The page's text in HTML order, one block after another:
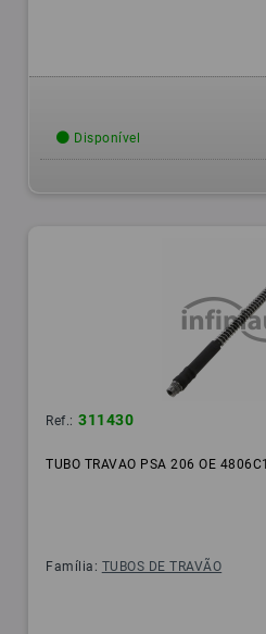
Disponível
Ref.: 311430
TUBO TRAVAO PSA 206 OE 4806C1
Família: TUBOS DE TRAVÃO